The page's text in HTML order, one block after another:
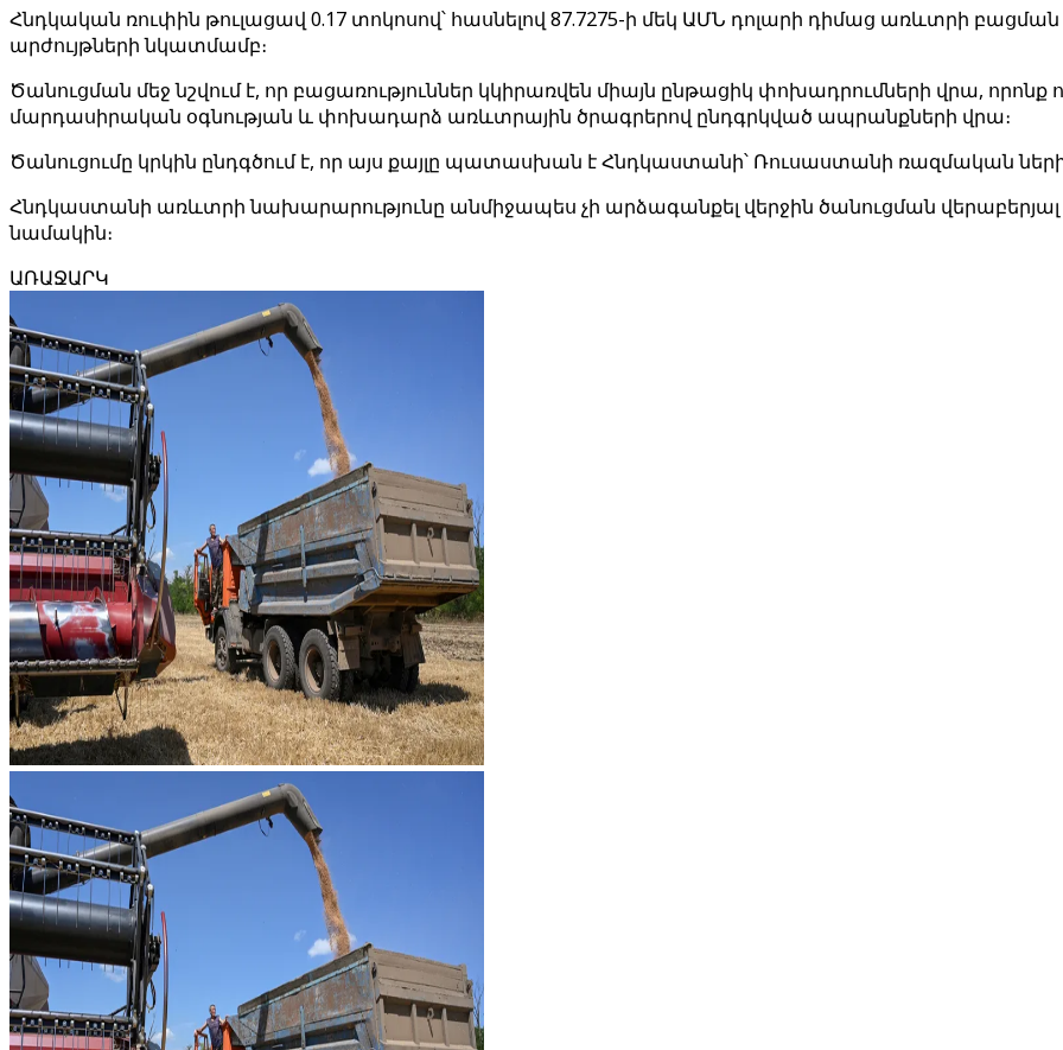
Հնդկական ռուփին թուլացավ 0.17 տոկոսով՝ հասնելով 87.7275-ի մեկ ԱՄՆ դոլարի դիմաց առևտրի
արժույթների նկատմամբ։
Ծանուցման մեջ նշվում է, որ բացառություններ կկիրառվեն միայն ընթացիկ փոխադրումների վրա,
մարդասիրական օգնության և փոխադարձ առևտրային ծրագրերով ընդգրկված ապրանքների վրա։
Ծանուցումը կրկին ընդգծում է, որ այս քայլը պատասխան է Հնդկաստանի՝ Ռուսաստանի ռազմական
Հնդկաստանի առևտրի նախարարությունը անմիջապես չի արձագանքել վերջին ծանուցման վերաբերյալ
նամակին։
ԱՌԱՋԱՐԿ